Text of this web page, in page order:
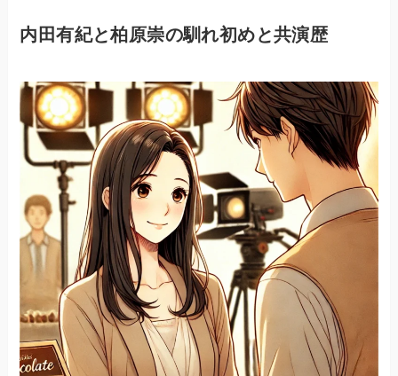
内田有紀と柏原崇の馴れ初めと共演歴